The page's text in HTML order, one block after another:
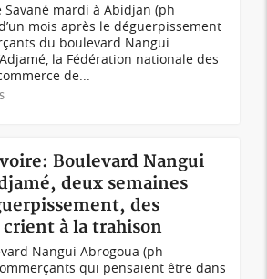
Savané mardi à Abidjan (ph
mois après le déguerpissement
du boulevard Nangui
la Fédération nationale des
de...
Boulevard Nangui
deux semaines
des
à la trahison
Nangui Abrogoua (ph
qui pensaient être dans